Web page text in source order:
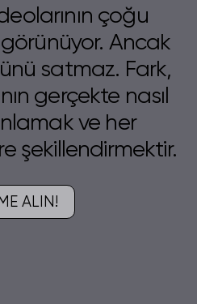
çoğu
Ancak
satmaz. Fark,
gerçekte nasıl
ve her
şekillendirmektir.
ALIN!